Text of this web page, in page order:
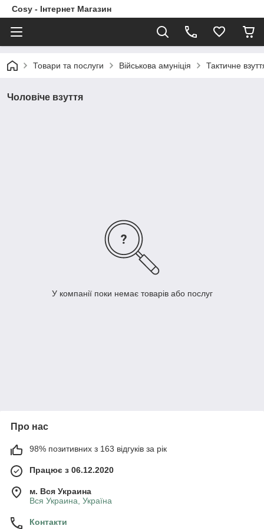
Cosy - Інтернет Магазин
Товари та послуги Військова амуніція Тактичне
Чоловіче взуття
У компанії поки немає товарів або послуг
Про нас
98% позитивних з 163 відгуків за рік
Працює з 06.12.2020
м. Вся Украина
Вся Украина, Україна
Контакти